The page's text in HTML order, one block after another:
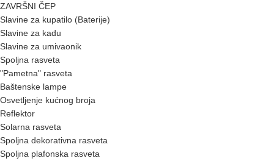
ZAVRŠNI ČEP
Slavine za kupatilo (Baterije)
Slavine za kadu
Slavine za umivaonik
Spoljna rasveta
"Pametna" rasveta
Baštenske lampe
Osvetljenje kućnog broja
Reflektor
Solarna rasveta
Spoljna dekorativna rasveta
Spoljna plafonska rasveta